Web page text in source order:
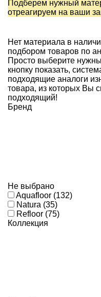
Подберем нужный
отреагируем на ваши
Нет материала в
подбором товаров по
Просто выберите
кнопку показать,
подходящие аналоги
товара, из которых Вы
подходящий!
Бренд
Не выбрано
Aquafloor (132)
Natura (35)
Refloor (75)
Коллекция